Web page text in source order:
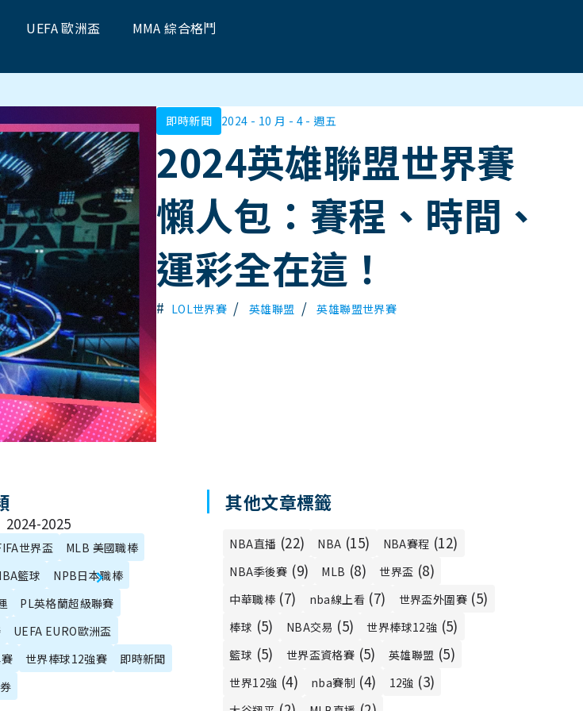
UEFA 歐洲盃 MMA 綜合格鬥
即時新聞 2024 - 10 月 - 4 - 週五
2024英雄聯盟世界賽
懶人包：賽程、時間、
運彩全在這！
# LOL世界賽 / 英雄聯盟 / 英雄聯盟世界賽
2024-2025
NBA賽事懶人
包：賽程、賽
制、直播最新
資訊！
世界盃
MLB 美國職棒
籃球
NPB日本職棒
PL英格蘭超級聯賽
UEFA EURO歐洲盃
世界棒球12強賽
即時新聞
其他文章標籤
NBA直播 (22) NBA (15) NBA賽程 (12)
NBA季後賽 (9) MLB (8) 世界盃 (8)
中華職棒(7) nba線上看(7) 世界盃外圍賽 (5)
棒球 (5) NBA交易 (5) 世界棒球12強 (5)
籃球 (5) 世界盃資格賽 (5) 英雄聯盟 (5)
世界12強 (4) nba賽制 (4) 12強 (3)